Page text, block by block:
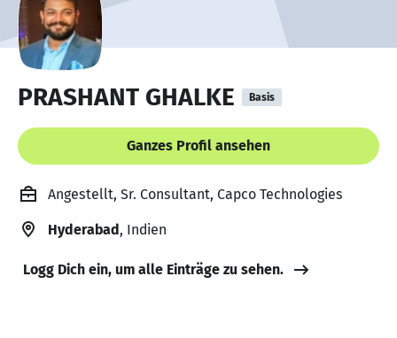
PRASHANT GHALKE Basis
Ganzes Profil ansehen
Angestellt, Sr. Consultant, Capco Technologies
Hyderabad, Indien
Logg Dich ein, um alle Einträge zu sehen.